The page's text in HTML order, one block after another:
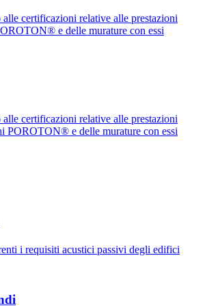
certificazioni relative alle prestazioni
e delle murature con essi
certificazioni relative alle prestazioni
POROTON® e delle murature con essi
i requisiti acustici passivi degli edifici